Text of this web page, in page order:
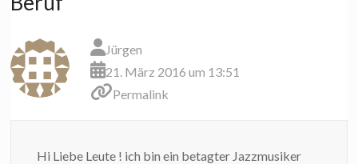
Jürgen
21. März 2016 um 13:51
Permalink
Hi Liebe Leute ! ich bin ein betagter Jazzmusiker